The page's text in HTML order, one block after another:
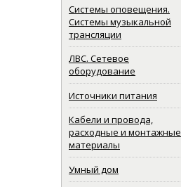
Системы оповещения.
Системы музыкальной
трансляции
ЛВС. Сетевое
оборудование
Источники питания
Кабели и провода,
расходные и монтажные
материалы
Умный дом